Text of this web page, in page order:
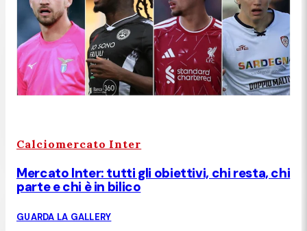
Calciomercato Inter
Mercato Inter: tutti gli obiettivi, chi resta, chi
parte e chi è in bilico
GUARDA LA GALLERY